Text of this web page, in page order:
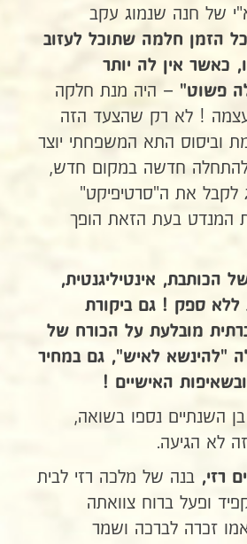
של חנה שנמוג עקב
הזמן חלמה שתוכל לעזוב
כאשר אין לה יותר
פשוט" – היה מנת חלקה
! לא רק שהצעד הזה
וביסוס התא המשפחתי יוצר
להתחלה חדשה במקום חדש,
לקבל את ה"סרטיפיקט"
המנדט בעת הזאת הופך
הכותבת, אינטיליגנטית,
ללא ספק ! גם ביקורת
מובלעת על הכורח של
"להינשא לאיש", גם במחיר
האישיים !
השנתיים נספו בשואה,
לא הגיעה.
רזי, בנה של מלכה רזי לבית
ופעל ברוח צוואתה
זכרה לברכה ושמר